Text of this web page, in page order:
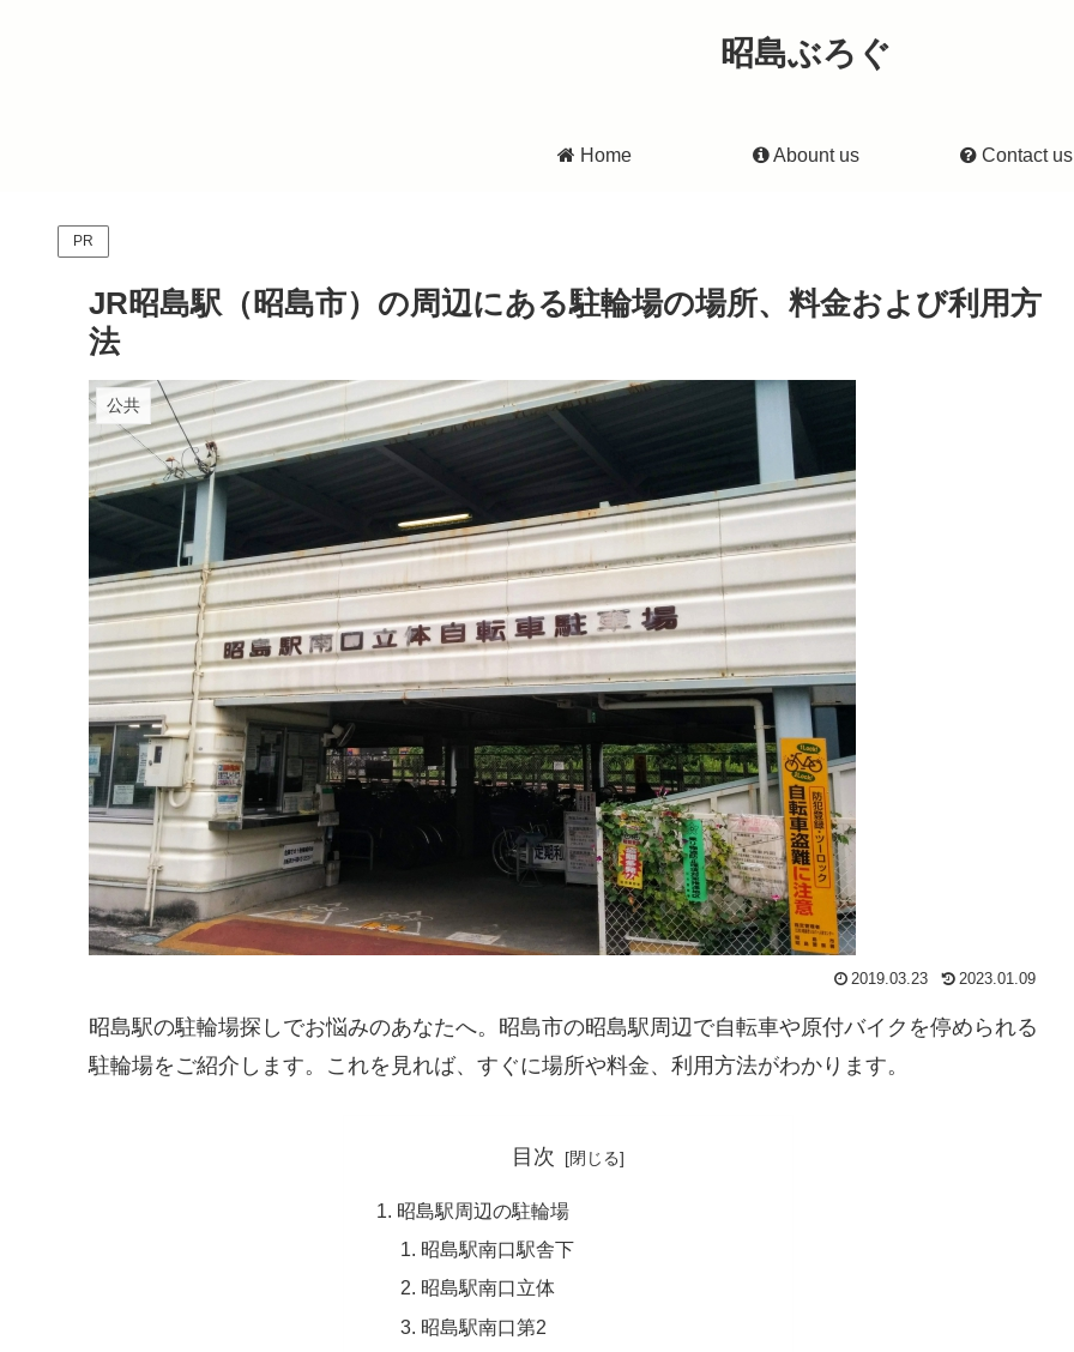
昭島ぶろぐ
Home Abount us Contact us
PR
JR昭島駅（昭島市）の周辺にある駐輪場の場所、料金および利用方
法
公共
2019.03.23 2023.01.09
昭島駅の駐輪場探しでお悩みのあなたへ。昭島市の昭島駅周辺で自転車や原付バイクを停められる
駐輪場をご紹介します。これを見れば、すぐに場所や料金、利用方法がわかります。
目次
昭島駅周辺の駐輪場
昭島駅南口駅舎下
昭島駅南口立体
昭島駅南口第2